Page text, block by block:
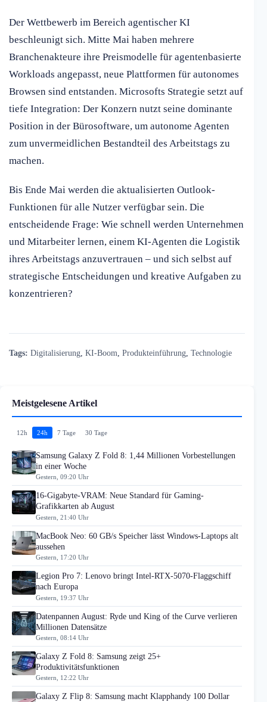
Der Wettbewerb im Bereich agentischer KI
beschleunigt sich. Mitte Mai haben mehrere
Branchenakteure ihre Preismodelle für agentenbasierte
Workloads angepasst, neue Plattformen für autonomes
Browsen sind entstanden. Microsofts Strategie setzt auf
tiefe Integration: Der Konzern nutzt seine dominante
Position in der Bürosoftware, um autonome Agenten
zum unvermeidlichen Bestandteil des Arbeitstags zu
machen.
Bis Ende Mai werden die aktualisierten Outlook-
Funktionen für alle Nutzer verfügbar sein. Die
entscheidende Frage: Wie schnell werden Unternehmen
und Mitarbeiter lernen, einem KI-Agenten die Logistik
ihres Arbeitstags anzuvertrauen – und sich selbst auf
strategische Entscheidungen und kreative Aufgaben zu
konzentrieren?
Tags: Digitalisierung KI-Boom Produkteinführung Technologie
Meistgelesene Artikel
12h 24h 7 Tage 30 Tage
Samsung Galaxy Z Fold 8: 1,44 Millionen Vorbestellungen
in einer Woche
Gestern, 09:20 Uhr
16-Gigabyte-VRAM: Neue Standard für Gaming-
Grafikkarten ab August
Gestern, 21:40 Uhr
MacBook Neo: 60 GB/s Speicher lässt Windows-Laptops alt
aussehen
Gestern, 17:20 Uhr
Legion Pro 7: Lenovo bringt Intel-RTX-5070-Flaggschiff
nach Europa
Gestern, 19:37 Uhr
Datenpannen August: Ryde und King of the Curve verlieren
Millionen Datensätze
Gestern, 08:14 Uhr
Galaxy Z Fold 8: Samsung zeigt 25+
Produktivitätsfunktionen
Gestern, 12:22 Uhr
Galaxy Z Flip 8: Samsung macht Klapphandy 100 Dollar